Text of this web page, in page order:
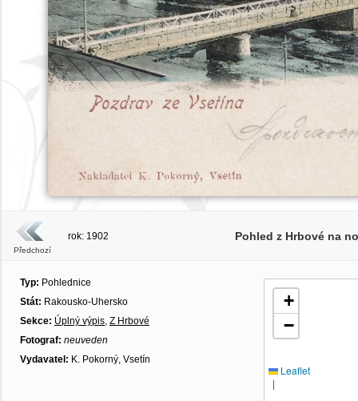
Předchozí
rok: 1902 Pohled z Hrbové na
Typ: Pohlednice
Stát: Rakousko-Uhersko
Sekce: Úplný výpis, Z Hrbové
Fotograf: neuveden
Vydavatel: K. Pokorný, Vsetín
+
−
Leaflet
|